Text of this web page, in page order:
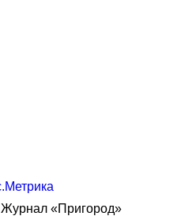
Журнал «Пригород»